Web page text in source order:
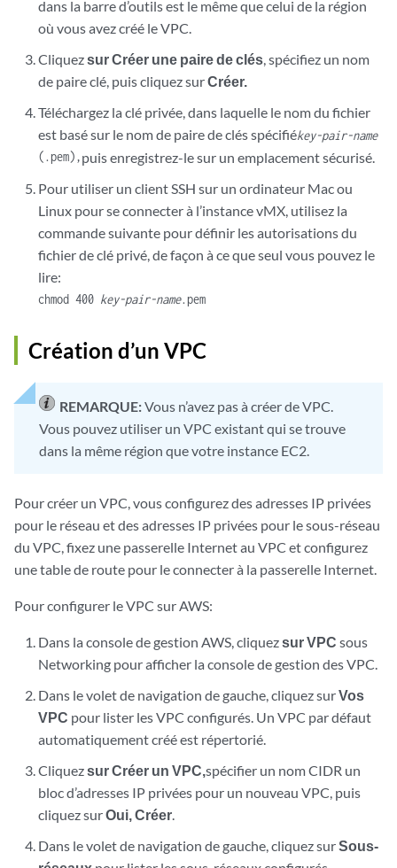
dans la barre d’outils est le même que celui de la région
où vous avez créé le VPC.
Cliquezsur Créer une paire de clés, spécifiez un nom
de paire clé, puis cliquez surCréer.
Téléchargez la clé privée, dans laquelle le nom du fichier
est basé sur le nom de paire de clés spécifiékey-pair-name
(.pem),puis enregistrez-le sur un emplacement sécurisé.
Pour utiliser un client SSH sur un ordinateur Mac ou
Linux pour se connecter à l’instance vMX, utilisez la
commande suivante pour définir les autorisations du
fichier de clé privé, de façon à ce que seul vous pouvez le
lire:
chmod 400 key-pair-name.pem
Création d’un VPC
REMARQUE:Vous n’avez pas à créer de VPC.
Vous pouvez utiliser un VPC existant qui se trouve
dans la même région que votre instance EC2.
Pour créer un VPC, vous configurez des adresses IP privées
pour le réseau et des adresses IP privées pour le sous-réseau
du VPC, fixez une passerelle Internet au VPC et configurez
une table de route pour le connecter à la passerelle Internet.
Pour configurer le VPC sur AWS:
Dans la console de gestion AWS, cliquezsur VPC sous
Networking pour afficher la console de gestion des VPC.
Dans le volet de navigation de gauche, cliquez surVos
VPC pour lister les VPC configurés. Un VPC par défaut
automatiquement créé est répertorié.
Cliquezsur Créer un VPC,spécifier un nom CIDR un
bloc d’adresses IP privées pour un nouveau VPC, puis
cliquez surOui, Créer.
Dans le volet de navigation de gauche, cliquez surSous-